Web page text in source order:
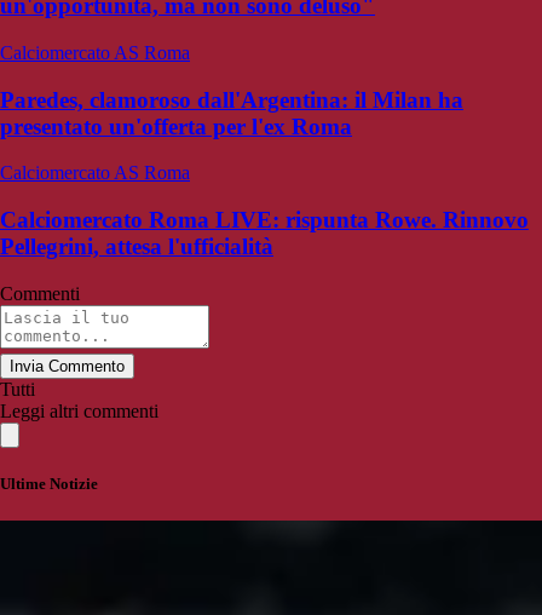
un'opportunità, ma non sono deluso"
Calciomercato AS Roma
Paredes, clamoroso dall'Argentina: il Milan ha
presentato un'offerta per l'ex Roma
Calciomercato AS Roma
Calciomercato Roma LIVE: rispunta Rowe. Rinnovo
Pellegrini, attesa l'ufficialità
Commenti
Invia Commento
Tutti
Leggi altri commenti
Ultime Notizie